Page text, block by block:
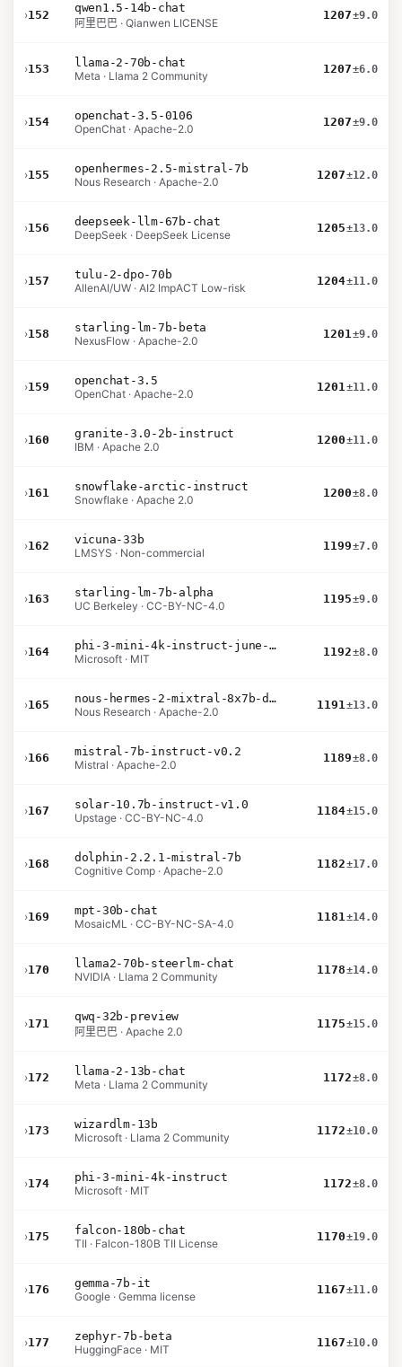
›152
qwen1.5-14b-chat
阿里巴巴 · Qianwen LICENSE
1207±9.0
›153
llama-2-70b-chat
Meta · Llama 2 Community
1207±6.0
›154
openchat-3.5-0106
OpenChat · Apache-2.0
1207±9.0
›155
openhermes-2.5-mistral-7b
Nous Research · Apache-2.0
1207±12.0
›156
deepseek-llm-67b-chat
DeepSeek · DeepSeek License
1205±13.0
›157
tulu-2-dpo-70b
AllenAI/UW · AI2 ImpACT Low-risk
1204±11.0
›158
starling-lm-7b-beta
NexusFlow · Apache-2.0
1201±9.0
›159
openchat-3.5
OpenChat · Apache-2.0
1201±11.0
›160
granite-3.0-2b-instruct
IBM · Apache 2.0
1200±11.0
›161
snowflake-arctic-instruct
Snowflake · Apache 2.0
1200±8.0
›162
vicuna-33b
LMSYS · Non-commercial
1199±7.0
›163
starling-lm-7b-alpha
UC Berkeley · CC-BY-NC-4.0
1195±9.0
›164
phi-3-mini-4k-instruct-june-2024
Microsoft · MIT
1192±8.0
›165
nous-hermes-2-mixtral-8x7b-dpo
Nous Research · Apache-2.0
1191±13.0
›166
mistral-7b-instruct-v0.2
Mistral · Apache-2.0
1189±8.0
›167
solar-10.7b-instruct-v1.0
Upstage · CC-BY-NC-4.0
1184±15.0
›168
dolphin-2.2.1-mistral-7b
Cognitive Comp · Apache-2.0
1182±17.0
›169
mpt-30b-chat
MosaicML · CC-BY-NC-SA-4.0
1181±14.0
›170
llama2-70b-steerlm-chat
NVIDIA · Llama 2 Community
1178±14.0
›171
qwq-32b-preview
阿里巴巴 · Apache 2.0
1175±15.0
›172
llama-2-13b-chat
Meta · Llama 2 Community
1172±8.0
›173
wizardlm-13b
Microsoft · Llama 2 Community
1172±10.0
›174
phi-3-mini-4k-instruct
Microsoft · MIT
1172±8.0
›175
falcon-180b-chat
TII · Falcon-180B TII License
1170±19.0
›176
gemma-7b-it
Google · Gemma license
1167±11.0
›177
zephyr-7b-beta
HuggingFace · MIT
1167±10.0